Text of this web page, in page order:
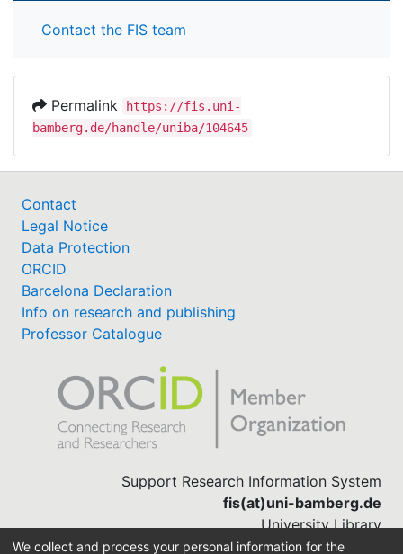
Contact the FIS team
Permalink
https://fis.uni-
bamberg.de/handle/uniba/104645
Contact
Legal Notice
Data Protection
ORCID
Barcelona Declaration
Info on research and publishing
Professor Catalogue
Support Research Information System
fis(at)uni-bamberg.de
University Library
(0951) 863-1568
We collect and process your personal information for the